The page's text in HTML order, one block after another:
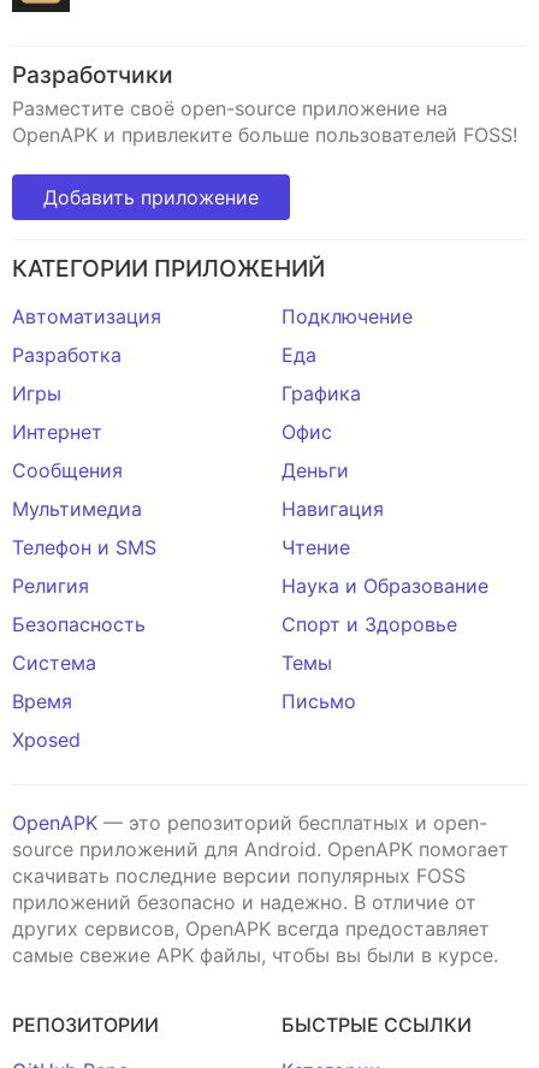
Разработчики
Разместите своё open-source приложение на
OpenAPK и привлеките больше пользователей FOSS!
Добавить приложение
КАТЕГОРИИ ПРИЛОЖЕНИЙ
Автоматизация
Подключение
Разработка
Еда
Игры
Графика
Интернет
Офис
Сообщения
Деньги
Мультимедиа
Навигация
Телефон и SMS
Чтение
Религия
Наука и Образование
Безопасность
Спорт и Здоровье
Система
Темы
Время
Письмо
Xposed
OpenAPK — это репозиторий бесплатных и open-
source приложений для Android. OpenAPK помогает
скачивать последние версии популярных FOSS
приложений безопасно и надежно. В отличие от
других сервисов, OpenAPK всегда предоставляет
самые свежие APK файлы, чтобы вы были в курсе.
РЕПОЗИТОРИИ
БЫСТРЫЕ ССЫЛКИ